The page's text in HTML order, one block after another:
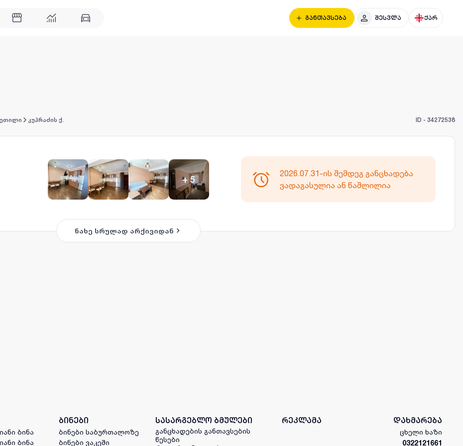
განთავსება შესვლა ქარ
კუპრაძის ქ. ID - 34272538
+5
2026.07.31-ის შემდეგ განცხადება
ვადაგასულია ან წაშლილია
ნახე სრულად არქივიდან
ბინა
ბინა
ბინები
ბინები საბურთალოზე
ბინები ვაკეში
სასარგებლო ბმულები
განცხადების განთავსების
წესები
რეკლამა დახმარება
ცხელი ხაზი
0322121661